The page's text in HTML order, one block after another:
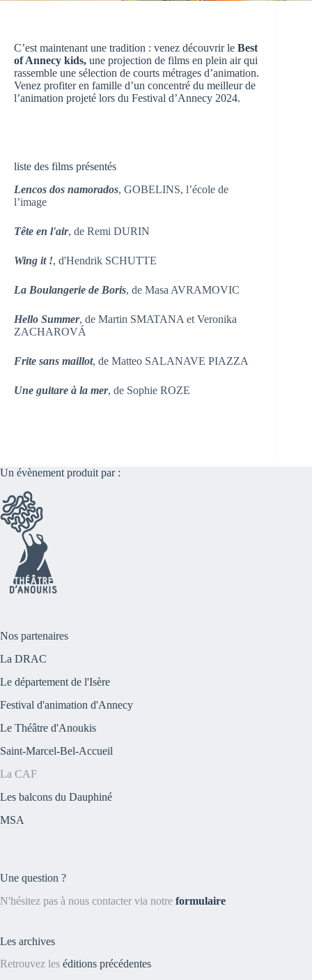
C’est maintenant une tradition : venez découvrir le Best
of Annecy kids, une projection de films en plein air qui
rassemble une sélection de courts métrages d’animation.
Venez profiter en famille d’un concentré du meilleur de
l’animation projeté lors du Festival d’Annecy 2024.
liste des films présentés
Lencos dos namorados, GOBELINS, l’école de
l’image
Tête en l'air, de Remi DURIN
Wing it !, d'Hendrik SCHUTTE
La Boulangerie de Boris, de Masa AVRAMOVIC
Hello Summer, de Martin SMATANA et Veronika
ZACHAROVÁ
Frite sans maillot, de Matteo SALANAVE PIAZZA
Une guitare à la mer, de Sophie ROZE
Un évènement produit par :
Nos partenaires
La DRAC
Le département de l'Isère
Festival d'animation d'Annecy
Le Théâtre d'Anoukis
Saint-Marcel-Bel-Accueil
La CAF
Les balcons du Dauphiné
MSA
Une question ?
N'hésitez pas à nous contacter via notre formulaire
Les archives
Retrouvez les éditions précédentes